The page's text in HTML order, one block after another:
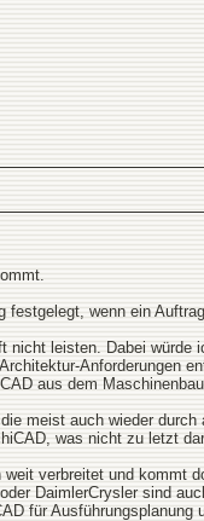
wenn ein
leisten. Dabei
Anforderungen
aus dem
meist auch wieder
was nicht zu letzt
verbreitet und kommt
DaimlerCrysler sind
für Ausführungsplanung